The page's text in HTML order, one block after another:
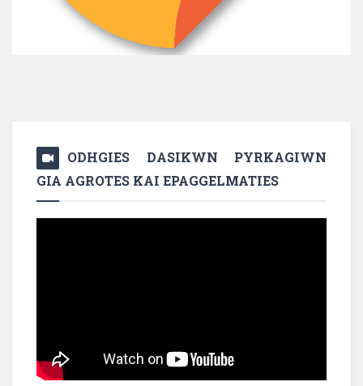
ODHGIES DASIKWN PYRKAGIWN
GIA AGROTES KAI EPAGGELMATIES